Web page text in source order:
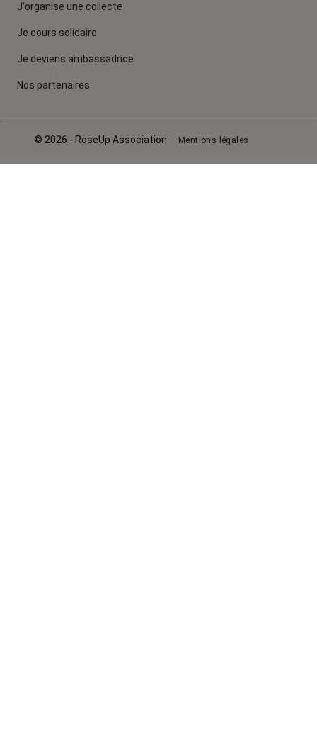
J'organise une collecte
Je cours solidaire
Je deviens ambassadrice
Nos partenaires
© 2026 - RoseUp Association Mentions légales